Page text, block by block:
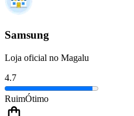
Samsung
Loja oficial no Magalu
4.7
RuimÓtimo